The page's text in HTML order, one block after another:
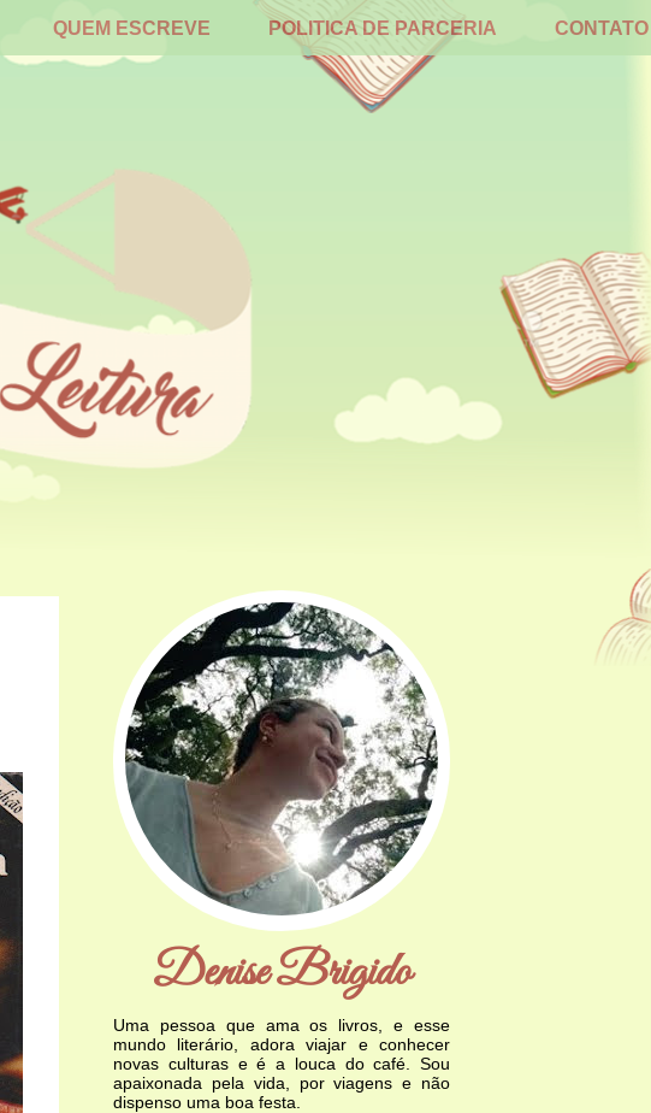
QUEM ESCREVE POLITICA DE PARCERIA CONTATO
Denise Brigido
Uma pessoa que ama os livros, e esse
mundo literário, adora viajar e conhecer
novas culturas e é a louca do café. Sou
apaixonada pela vida, por viagens e não
dispenso uma boa festa.